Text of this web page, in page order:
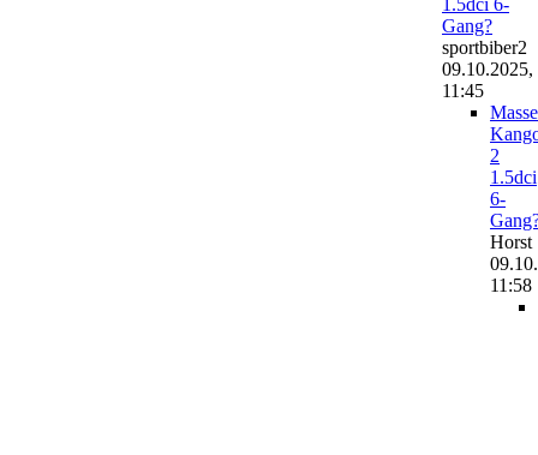
Gang?
sportbiber2
09.10.2025,
11:45
2
1.5dci
6-
Horst
11:58